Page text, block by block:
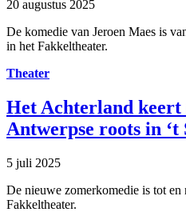
20 augustus 2025
De komedie van Jeroen Maes is
in het Fakkeltheater.
Theater
Het Achterland
Antwerpse roots in
5 juli 2025
De nieuwe zomerkomedie is tot en
Fakkeltheater.